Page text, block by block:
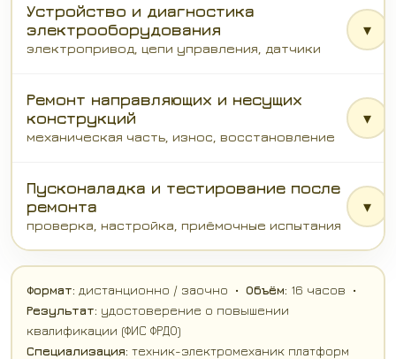
Устройство и диагностика
электрооборудования
электропривод, цепи управления, датчики
▾
Ремонт направляющих и несущих
конструкций
механическая часть, износ, восстановление
▾
Пусконаладка и тестирование после
ремонта
проверка, настройка, приёмочные испытания
▾
Формат: дистанционно / заочно • Объём: 16 часов •
Результат: удостоверение о повышении
квалификации (ФИС ФРДО)
Специализация: техник-электромеханик платформ